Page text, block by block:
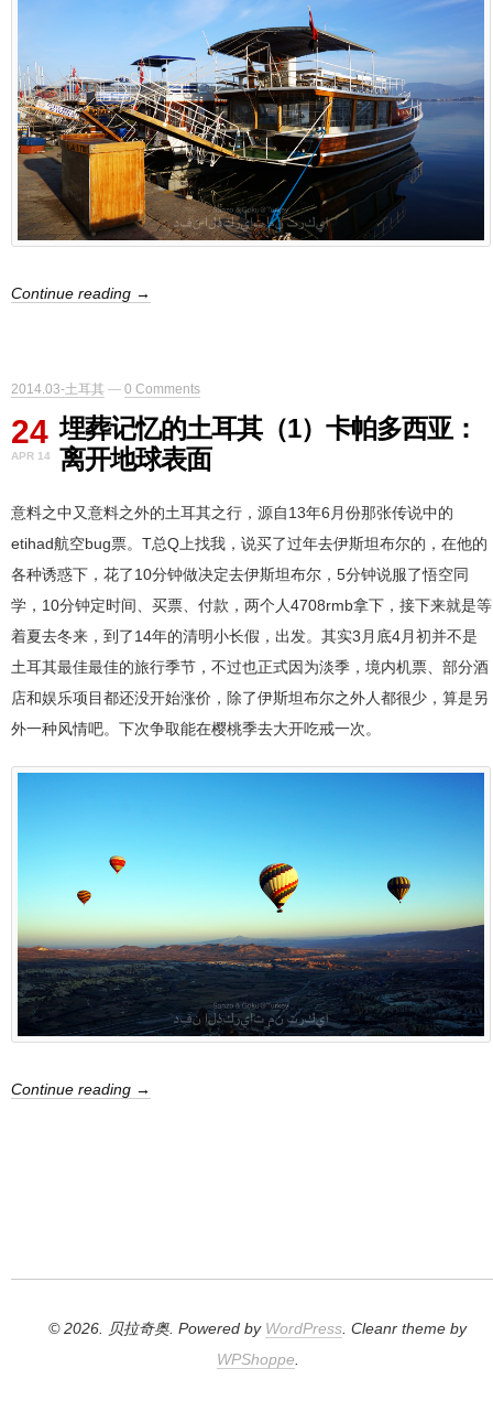
Continue reading →
2014.03-土耳其 — 0 Comments
24
APR 14
埋葬记忆的土耳其（1）卡帕多西亚：
离开地球表面
意料之中又意料之外的土耳其之行，源自13年6月份那张传说中的
etihad航空bug票。T总Q上找我，说买了过年去伊斯坦布尔的，在他的
各种诱惑下，花了10分钟做决定去伊斯坦布尔，5分钟说服了悟空同
学，10分钟定时间、买票、付款，两个人4708rmb拿下，接下来就是等
着夏去冬来，到了14年的清明小长假，出发。其实3月底4月初并不是
土耳其最佳最佳的旅行季节，不过也正式因为淡季，境内机票、部分酒
店和娱乐项目都还没开始涨价，除了伊斯坦布尔之外人都很少，算是另
外一种风情吧。下次争取能在樱桃季去大开吃戒一次。
Continue reading →
© 2026. 贝拉奇奥. Powered by WordPress . Cleanr theme by
WPShoppe